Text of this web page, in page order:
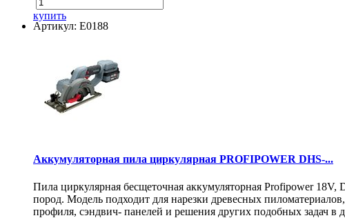
купить
Артикул: E0188
Аккумуляторная пила циркулярная PROFIPOWER DHS-...
Пила циркулярная бесщеточная аккумуляторная Profipower
пород. Модель подходит для нарезки древесных
профиля, сэндвич- панелей и решения других подобных задач в